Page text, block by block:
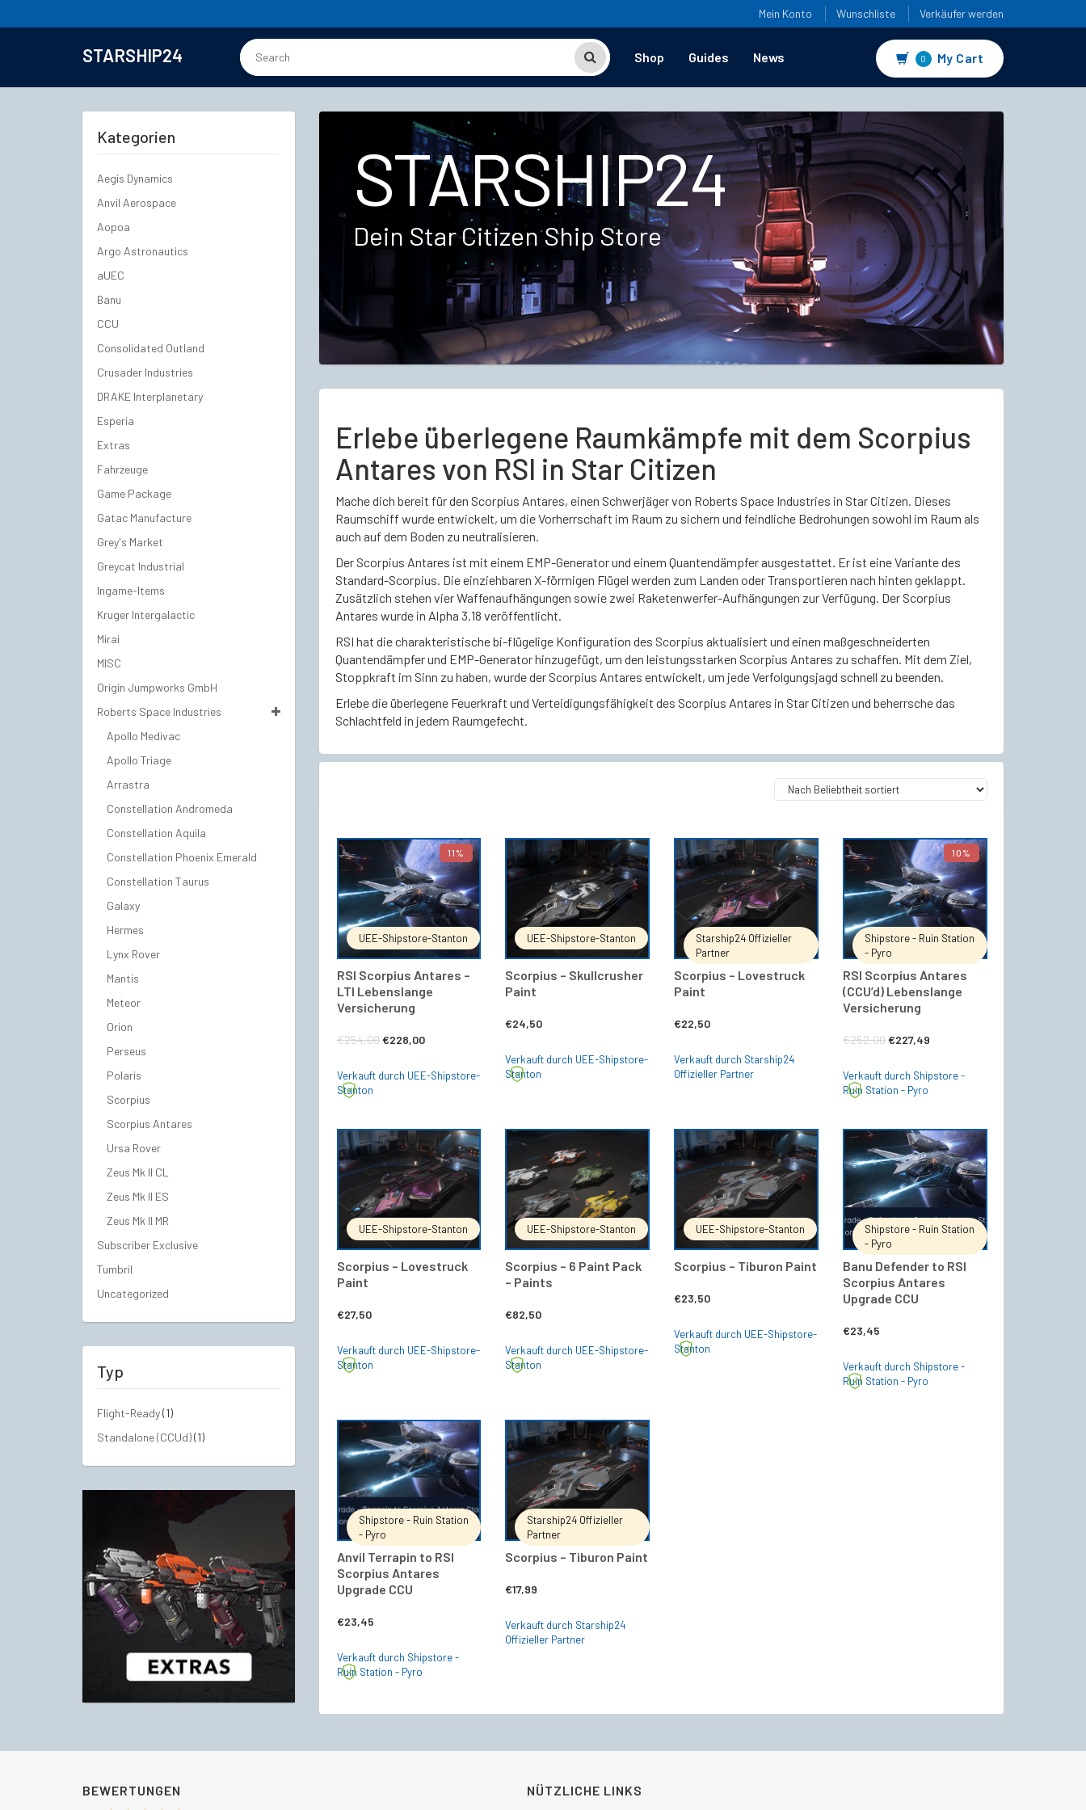
Mein Konto Wunschliste Verkäufer werden
STARSHIP24 Shop Guides News 0 My Cart
STARSHIP24
Dein Star Citizen Ship Store
Erlebe überlegene Raumkämpfe mit dem Scorpius
Antares von RSI in Star Citizen
Mache dich bereit für den Scorpius Antares, einen Schwerjäger von Roberts Space Industries in Star Citizen. Dieses
Raumschiff wurde entwickelt, um die Vorherrschaft im Raum zu sichern und feindliche Bedrohungen sowohl im Raum als
auch auf dem Boden zu neutralisieren.
Der Scorpius Antares ist mit einem EMP-Generator und einem Quantendämpfer ausgestattet. Er ist eine Variante des
Standard-Scorpius. Die einziehbaren X-förmigen Flügel werden zum Landen oder Transportieren nach hinten geklappt.
Zusätzlich stehen vier Waffenaufhängungen sowie zwei Raketenwerfer-Aufhängungen zur Verfügung. Der Scorpius
Antares wurde in Alpha 3.18 veröffentlicht.
RSI hat die charakteristische bi-flügelige Konfiguration des Scorpius aktualisiert und einen maßgeschneiderten
Quantendämpfer und EMP-Generator hinzugefügt, um den leistungsstarken Scorpius Antares zu schaffen. Mit dem Ziel,
Stoppkraft im Sinn zu haben, wurde der Scorpius Antares entwickelt, um jede Verfolgungsjagd schnell zu beenden.
Erlebe die überlegene Feuerkraft und Verteidigungsfähigkeit des Scorpius Antares in Star Citizen und beherrsche das
Schlachtfeld in jedem Raumgefecht.
11%
UEE-Shipstore-Stanton
RSI Scorpius Antares –
LTI Lebenslange
Versicherung
€254,00 Ursprünglicher
€228,00
IN DEN WARENKORB
Verkauft durch UEE-Shipstore-
Stanton
UEE-Shipstore-Stanton
Scorpius – Skullcrusher
Paint
€24,50
IN DEN WARENKORB
Verkauft durch UEE-Shipstore-
Stanton
Starship24 Offizieller
Partner
Scorpius – Lovestruck
Paint
€22,50
IN DEN WARENKORB
Verkauft durch Starship24
Offizieller Partner
10%
Shipstore - Ruin Station
- Pyro
RSI Scorpius Antares
(CCU’d) Lebenslange
Versicherung
€252,00Ursprünglicher
war:
€227,49
IN DEN WARENKORB
Verkauft durch Shipstore -
Ruin Station - Pyro
UEE-Shipstore-Stanton
Scorpius – Lovestruck
Paint
€27,50
IN DEN WARENKORB
Verkauft durch UEE-Shipstore-
Stanton
UEE-Shipstore-Stanton
Scorpius – 6 Paint Pack
– Paints
€82,50
IN DEN WARENKORB
Verkauft durch UEE-Shipstore-
Stanton
UEE-Shipstore-Stanton
Scorpius – Tiburon Paint
€23,50
IN DEN WARENKORB
Verkauft durch UEE-Shipstore-
Stanton
Shipstore - Ruin Station
- Pyro
Banu Defender to RSI
Scorpius Antares
Upgrade CCU
€23,45
IN DEN WARENKORB
Verkauft durch Shipstore -
Ruin Station - Pyro
Shipstore - Ruin Station
- Pyro
Anvil Terrapin to RSI
Scorpius Antares
Upgrade CCU
€23,45
IN DEN WARENKORB
Verkauft durch Shipstore -
Ruin Station - Pyro
Starship24 Offizieller
Partner
Scorpius – Tiburon Paint
€17,99
IN DEN WARENKORB
Verkauft durch Starship24
Offizieller Partner
Kategorien
Aegis Dynamics
Anvil Aerospace
Aopoa
Argo Astronautics
aUEC
Banu
CCU
Consolidated Outland
Crusader Industries
DRAKE Interplanetary
Esperia
Extras
Fahrzeuge
Game Package
Gatac Manufacture
Grey's Market
Greycat Industrial
Ingame-Items
Kruger Intergalactic
Mirai
MISC
Origin Jumpworks GmbH
Roberts Space Industries
Apollo Medivac
Apollo Triage
Arrastra
Constellation Andromeda
Constellation Aquila
Constellation Phoenix Emerald
Constellation Taurus
Galaxy
Hermes
Lynx Rover
Mantis
Meteor
Orion
Perseus
Polaris
Scorpius
Scorpius Antares
Ursa Rover
Zeus Mk II CL
Zeus Mk II ES
Zeus Mk II MR
Subscriber Exclusive
Tumbril
Uncategorized
Typ
Flight-Ready(1)
Standalone (CCUd)(1)
BEWERTUNGEN NÜTZLICHE LINKS